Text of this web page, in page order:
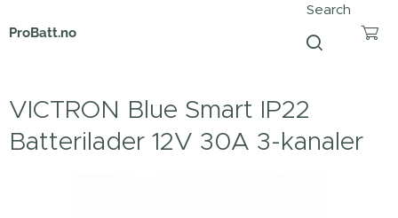
ProBatt.no
Search
VICTRON Blue Smart IP22
Batterilader 12V 30A 3-kanaler